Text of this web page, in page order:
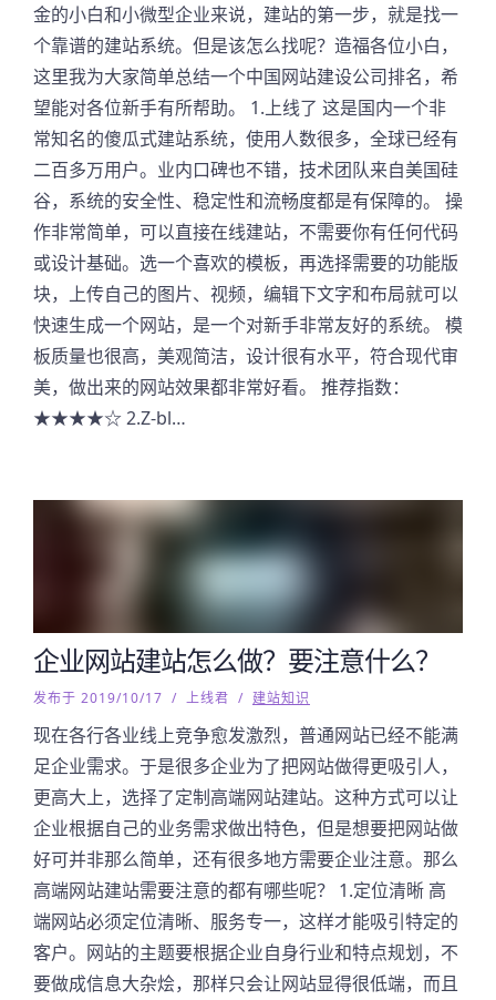
金的小白和小微型企业来说，建站的第一步，就是找一
个靠谱的建站系统。但是该怎么找呢？造福各位小白，
这里我为大家简单总结一个中国网站建设公司排名，希
望能对各位新手有所帮助。 1.上线了 这是国内一个非
常知名的傻瓜式建站系统，使用人数很多，全球已经有
二百多万用户。业内口碑也不错，技术团队来自美国硅
谷，系统的安全性、稳定性和流畅度都是有保障的。 操
作非常简单，可以直接在线建站，不需要你有任何代码
或设计基础。选一个喜欢的模板，再选择需要的功能版
块，上传自己的图片、视频，编辑下文字和布局就可以
快速生成一个网站，是一个对新手非常友好的系统。 模
板质量也很高，美观简洁，设计很有水平，符合现代审
美，做出来的网站效果都非常好看。 推荐指数：
★★★★☆ 2.Z-bl…
企业网站建站怎么做？要注意什么？
发布于 2019/10/17 / 上线君 / 建站知识
现在各行各业线上竞争愈发激烈，普通网站已经不能满
足企业需求。于是很多企业为了把网站做得更吸引人，
更高大上，选择了定制高端网站建站。这种方式可以让
企业根据自己的业务需求做出特色，但是想要把网站做
好可并非那么简单，还有很多地方需要企业注意。那么
高端网站建站需要注意的都有哪些呢？ 1.定位清晰 高
端网站必须定位清晰、服务专一，这样才能吸引特定的
客户。网站的主题要根据企业自身行业和特点规划，不
要做成信息大杂烩，那样只会让网站显得很低端，而且